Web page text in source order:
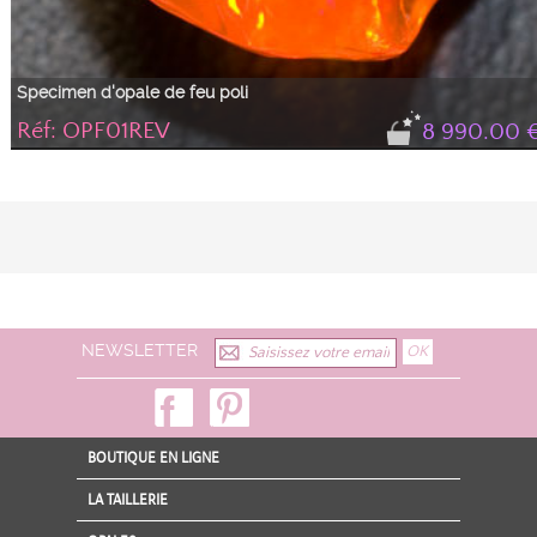
Specimen d'opale de feu poli
8 990.00
Réf: OPF01REV
NEWSLETTER
BOUTIQUE EN LIGNE
LA TAILLERIE